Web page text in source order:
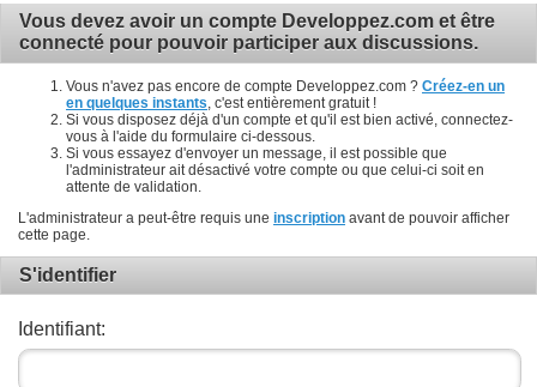
Vous devez avoir un compte Developpez.com et être
connecté pour pouvoir participer aux discussions.
Vous n'avez pas encore de compte Developpez.com ? Créez-en un
en quelques instants , c'est entièrement gratuit !
Si vous disposez déjà d'un compte et qu'il est bien activé, connectez-
vous à l'aide du formulaire ci-dessous.
Si vous essayez d'envoyer un message, il est possible que
l'administrateur ait désactivé votre compte ou que celui-ci soit en
attente de validation.
L'administrateur a peut-être requis une inscription avant de pouvoir afficher
cette page.
S'identifier
Identifiant: